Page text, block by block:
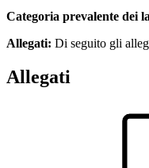
Categoria prevalente dei
Allegati: Di seguito gli
Allegati